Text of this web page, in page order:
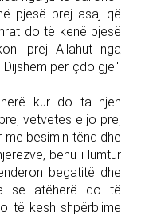
pjesë prej asaj që
do të kenë pjesë
prej Allahut nga
për çdo gjë".
kur do ta njeh
vetvetes e jo prej
me besimin tënd dhe
bëhu i lumtur
begatitë dhe
se atëherë do të
të kesh shpërblime